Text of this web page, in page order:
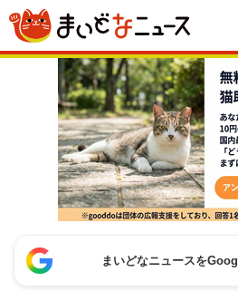
まいどなニュースを